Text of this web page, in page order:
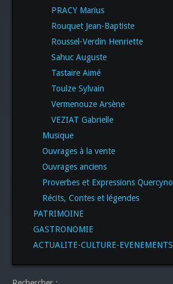
PRACY Marius
Rouquet Jean-Baptiste
Roussel-Verdin Henriette
Sahuc Auguste
Tastaire Aimé
Toulze Sylvain
Vermenouze Arsène
VEZIAT Gabrielle
Musique
Ouvrages à la vente
Ouvrages anciens
Proverbes et Expressions
Récits, Contes et légendes
PATRIMOINE
GASTRONOMIE
ACTUALITE-CULTURE-